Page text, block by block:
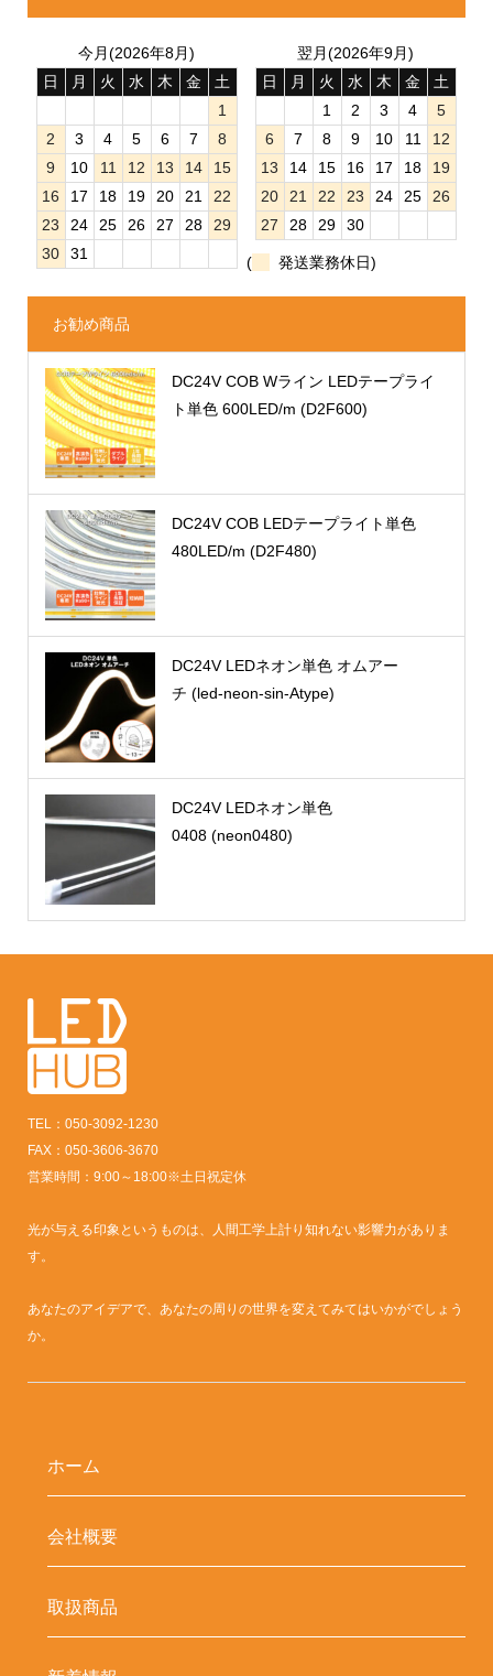
今月(2026年8月)
日
月 火 水 木 金
土
1
2
3 4 5 6 7
8
9
10 11 12 13 14
15
16
17 18 19 20 21
22
23
24 25 26 27 28
29
30
31
翌月(2026年9月)
日
月 火 水 木 金
土
1
2 3 4
5
6
7 8 9 10 11
12
13
14 15 16 17 18
19
20
21 22 23 24 25
26
27
28 29 30
( 発送業務休日)
お勧め商品
DC24V COB Wライン LEDテープライ
ト単色 600LED/m (D2F600)
DC24V COB LEDテープライト単色
480LED/m (D2F480)
DC24V LEDネオン単色 オムアー
チ (led-neon-sin-Atype)
DC24V LEDネオン単色
0408 (neon0480)
TEL：050-3092-1230
FAX：050-3606-3670
営業時間：9:00～18:00※土日祝定休
光が与える印象というものは、人間工学上計り知れない影響力がありま
す。
あなたのアイデアで、あなたの周りの世界を変えてみてはいかがでしょう
か。
ホーム
会社概要
取扱商品